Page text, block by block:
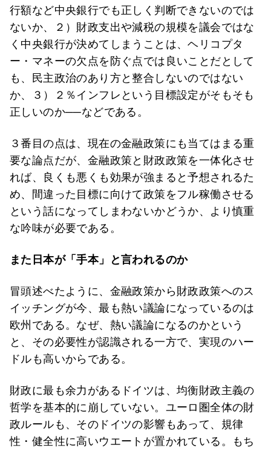
行額など中央銀行でも正しく判断できないのでは
ないか、２）財政支出や減税の規模を議会ではな
く中央銀行が決めてしまうことは、ヘリコプタ
ー・マネーの欠点を防ぐ点では良いことだとして
も、民主政治のあり方と整合しないのではない
か、３）２％インフレという目標設定がそもそも
正しいのか──などである。
３番目の点は、現在の金融政策にも当てはまる重
要な論点だが、金融政策と財政政策を一体化させ
れば、良くも悪くも効果が強まると予想されるた
め、間違った目標に向けて政策をフル稼働させる
という話になってしまわないかどうか、より慎重
な吟味が必要である。
また日本が「手本」と言われるのか
冒頭述べたように、金融政策から財政政策へのス
イッチングが今、最も熱い議論になっているのは
欧州である。なぜ、熱い議論になるのかという
と、その必要性が認識される一方で、実現のハー
ドルも高いからである。
財政に最も余力があるドイツは、均衡財政主義の
哲学を基本的に崩していない。ユーロ圏全体の財
政ルールも、そのドイツの影響もあって、規律
性・健全性に高いウエートが置かれている。もち